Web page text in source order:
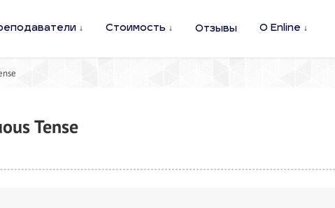
Стоимость Отзывы О Enline
Tense